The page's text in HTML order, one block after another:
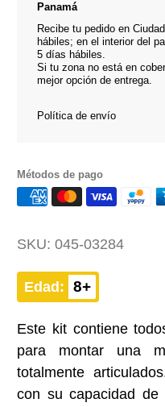
Panamá
Recibe tu pedido en
hábiles; en el interior del
5 días hábiles.
Si tu zona no está en
mejor opción de entrega.
Política de envío
Métodos de pago
SKU: 045-03284
Edad: 8+
Este kit contiene
para montar una
totalmente
con su capacidad de